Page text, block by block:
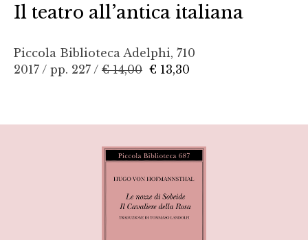
Il teatro all’antica italiana
Piccola Biblioteca Adelphi, 710
2017 / pp. 227 / € 14,00 € 13,30